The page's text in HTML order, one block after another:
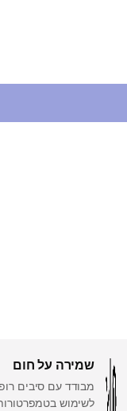
שמירה על חום
מבודד עם סיבים
לשימוש